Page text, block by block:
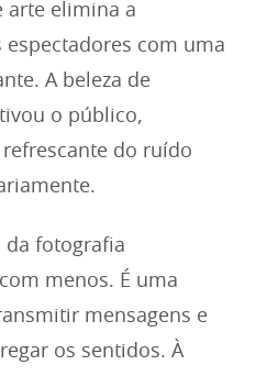
arte elimina a
com uma
A beleza de
o público,
do ruído
da fotografia
menos. É uma
mensagens e
os sentidos. À